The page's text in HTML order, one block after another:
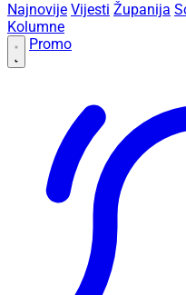
Najnovije Vijesti Županija
Kolumne
Promo